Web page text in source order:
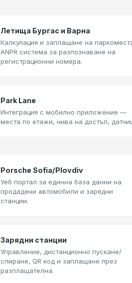
Летища Бургас и Варна
Калкулация и заплащане на
ANPR система за разпознаване на
регистрационни номера.
Park Lane
Интеграция с мобилно приложение —
места по етажи, нива на достъп,
Porsche Sofia/Plovdiv
Уеб портал за единна база данни на
продадени автомобили и зарядни
станции.
Зарядни станции
Управление, дистанционно пускане/
спиране, QR код и заплащане през
разплащателна.